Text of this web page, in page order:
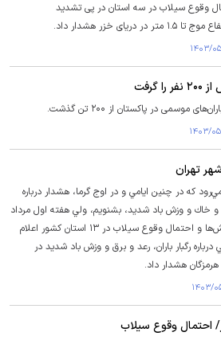
وقوع سیلاب در سه استان در پی تشدید
خزر هشدار داد.
در پاکستان از ۲۰۰ تن گذشت.
تهران
كه در چنين ايامي و در اوج گرما، هشدار درباره
خاك و وزش باد شديد، بشنويم، ولي هفته اول مرداد
هشدارهايي درباره شدت گرفتن بارش‌ها و احتمال وقوع سيلاب در ۱۳ استان كشور اعلام
رگبار باران، رعد و برق و وزش باد شدید در
هشدار داد.
وقوع سیلاب